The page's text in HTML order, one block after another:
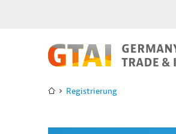
Registrierung